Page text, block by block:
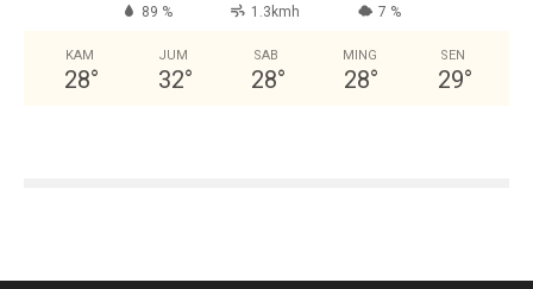
89 % 1.3kmh 7 %
KAM
28°
JUM
32°
SAB
28°
MING
28°
SEN
29°